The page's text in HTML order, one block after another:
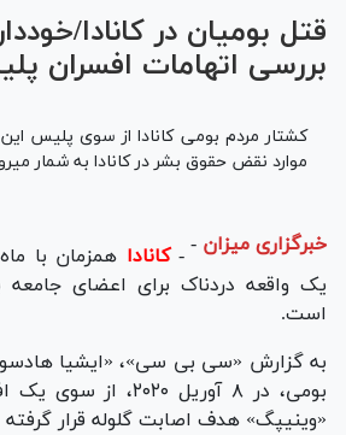
قتل بومیان در کانادا/
بررسی اتهامات افسران
کشتار مردم بومی کانادا از سوی پلیس
موارد نقض حقوق بشر در کانادا به شمار می‎رود.
خبرگزاری میزان -
-کانادا همزمان با
یک واقعه دردناک برای اعضای جامعه
است.
بومی، در ۸ آوریل
«وینیپگ» هدف اصابت گلوله قرار